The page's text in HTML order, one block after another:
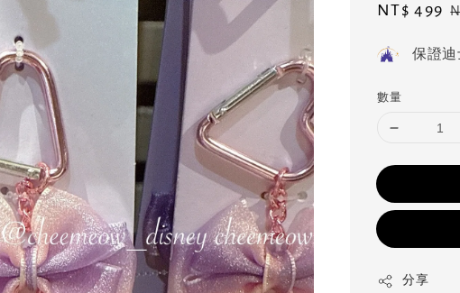
Sale
NT$ 499
保證
數量
分享